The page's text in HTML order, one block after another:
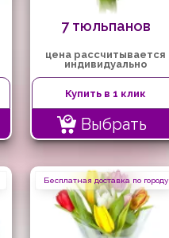
7 тюльпанов
цена рассчитывается
индивидуально
Купить в 1 клик
Выбрать
Бесплатная доставка по городу